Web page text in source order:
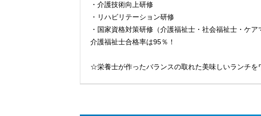
・介護技術向上研修
・リハビリテーション研修
・国家資格対策研修（介護福祉士・社会福祉士・ケア
介護福祉士合格率は95％！
☆栄養士が作ったバランスの取れた美味しいランチ